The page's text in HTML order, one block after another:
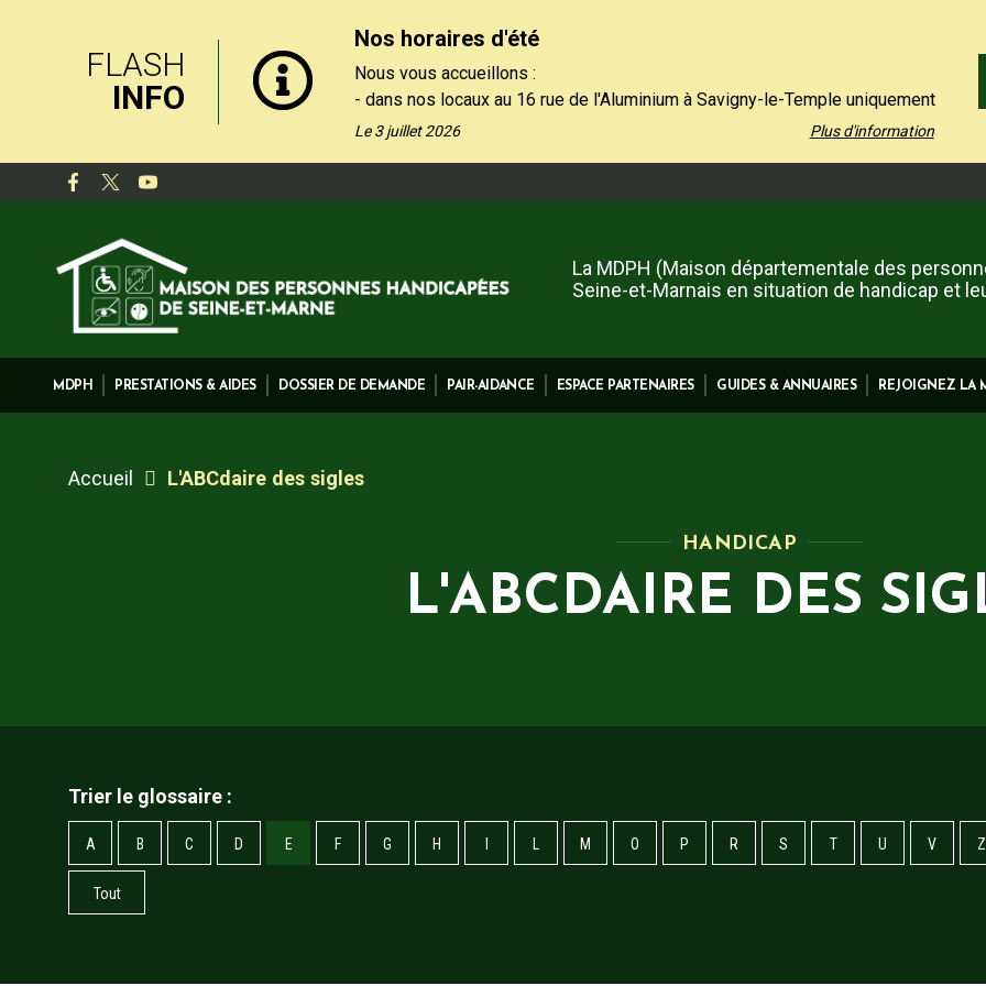
FLASH
INFO
Nos horaires d'été
Plus d'information
Nous vous accueillons :
- dans nos locaux au 16 rue de l'Aluminium à Savigny-le-Temple uniquement
le matin, du lundi au vendredi de 9h à 12h30.
Le 3 juillet 2026
MDPH PRESTATIONS & AIDES DOSSIER DE DEMANDE PAIR-AIDANCE ESPACE PARTENAIRES GUIDES & ANNUAIRES REJOIGNEZ LA
La MDPH (Maison départementale des
Seine-et-Marnais en situation de handicap et
Accueil L'ABCdaire des sigles
HANDICAP
L'ABCDAIRE DES
Trier le glossaire :
A B C D E F G H I L M O P R S T U V Z
Tout